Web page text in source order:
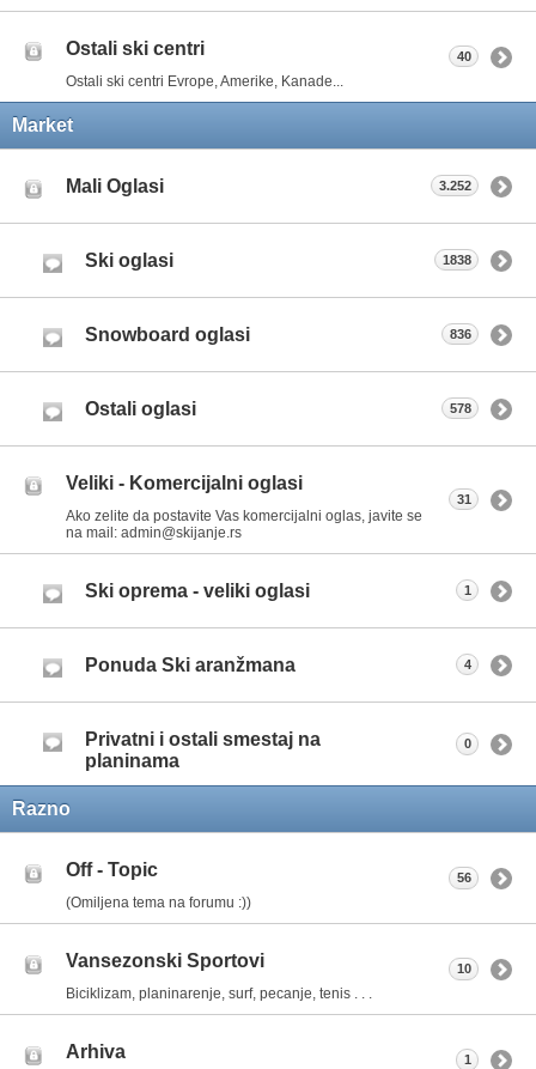
Ostali ski centri
Ostali ski centri Evrope, Amerike, Kanade...
40
Market
Mali Oglasi 3.252
Ski oglasi 1838
Snowboard oglasi 836
Ostali oglasi 578
Veliki - Komercijalni oglasi
Ako zelite da postavite Vas komercijalni oglas, javite se
na mail: admin@skijanje.rs
31
Ski oprema - veliki oglasi 1
Ponuda Ski aranžmana 4
Privatni i ostali smestaj na
planinama
0
Razno
Off - Topic
(Omiljena tema na forumu :))
56
Vansezonski Sportovi
Biciklizam, planinarenje, surf, pecanje, tenis . . .
10
Arhiva 1